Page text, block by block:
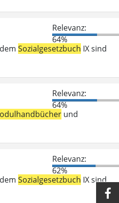
Relevanz:
64%
Sozialgesetzbuch IX sind
Relevanz:
64%
und
Relevanz:
62%
Sozialgesetzbuch IX sind
